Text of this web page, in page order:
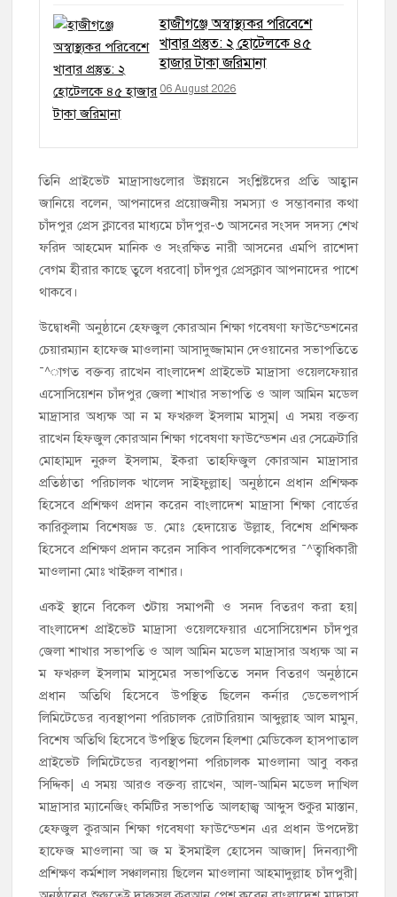
হাজীগঞ্জে অস্বাস্থ্যকর পরিবেশে
খাবার প্রস্তুত: ২ হোটেলকে ৪৫
হাজার টাকা জরিমানা
06 August 2026
তিনি প্রাইভেট মাদ্রাসাগুলোর উন্নয়নে সংশ্লিষ্টদের প্রতি আহ্বান
জানিয়ে বলেন, আপনাদের প্রয়োজনীয় সমস্যা ও সম্ভাবনার কথা
চাঁদপুর প্রেস ক্লাবের মাধ্যমে চাঁদপুর-৩ আসনের সংসদ সদস্য শেখ
ফরিদ আহমেদ মানিক ও সংরক্ষিত নারী আসনের এমপি রাশেদা
বেগম হীরার কাছে তুলে ধরবো| চাঁদপুর প্রেসক্লাব আপনাদের পাশে
থাকবে।
উদ্বোধনী অনুষ্ঠানে হেফজুল কোরআন শিক্ষা গবেষণা ফাউন্ডেশনের
চেয়ারম্যান হাফেজ মাওলানা আসাদুজ্জামান দেওয়ানের সভাপতিতে
¯^াগত বক্তব্য রাখেন বাংলাদেশ প্রাইভেট মাদ্রাসা ওয়েলফেয়ার
এসোসিয়েশন চাঁদপুর জেলা শাখার সভাপতি ও আল আমিন মডেল
মাদ্রাসার অধ্যক্ষ আ ন ম ফখরুল ইসলাম মাসুম| এ সময় বক্তব্য
রাখেন হিফজুল কোরআন শিক্ষা গবেষণা ফাউন্ডেশন এর সেক্রেটারি
মোহাম্মদ নুরুল ইসলাম, ইকরা তাহফিজুল কোরআন মাদ্রাসার
প্রতিষ্ঠাতা পরিচালক খালেদ সাইফুল্লাহ| অনুষ্ঠানে প্রধান প্রশিক্ষক
হিসেবে প্রশিক্ষণ প্রদান করেন বাংলাদেশ মাদ্রাসা শিক্ষা বোর্ডের
কারিকুলাম বিশেষজ্ঞ ড. মোঃ হেদায়েত উল্লাহ, বিশেষ প্রশিক্ষক
হিসেবে প্রশিক্ষণ প্রদান করেন সাকিব পাবলিকেশন্সের ¯^ত্বাধিকারী
মাওলানা মোঃ খাইরুল বাশার।
একই স্থানে বিকেল ৩টায় সমাপনী ও সনদ বিতরণ করা হয়|
বাংলাদেশ প্রাইভেট মাদ্রাসা ওয়েলফেয়ার এসোসিয়েশন চাঁদপুর
জেলা শাখার সভাপতি ও আল আমিন মডেল মাদ্রাসার অধ্যক্ষ আ ন
ম ফখরুল ইসলাম মাসুমের সভাপতিতে সনদ বিতরণ অনুষ্ঠানে
প্রধান অতিথি হিসেবে উপস্থিত ছিলেন কর্নার ডেভেলপার্স
লিমিটেডের ব্যবস্থাপনা পরিচালক রোটারিয়ান আব্দুল্লাহ আল মামুন,
বিশেষ অতিথি হিসেবে উপস্থিত ছিলেন হিলশা মেডিকেল হাসপাতাল
প্রাইভেট লিমিটেডের ব্যবস্থাপনা পরিচালক মাওলানা আবু বকর
সিদ্দিক| এ সময় আরও বক্তব্য রাখেন, আল-আমিন মডেল দাখিল
মাদ্রাসার ম্যানেজিং কমিটির সভাপতি আলহাজ্ব আব্দুস শুকুর মাস্তান,
হেফজুল কুরআন শিক্ষা গবেষণা ফাউন্ডেশন এর প্রধান উপদেষ্টা
হাফেজ মাওলানা আ জ ম ইসমাইল হোসেন আজাদ| দিনব্যাপী
প্রশিক্ষণ কর্মশাল সঞ্চালনায় ছিলেন মাওলানা আহমাদুল্লাহ চাঁদপুরী|